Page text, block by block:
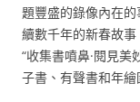
題豐盛的錄像內在
續數千年的新春故
“收集書噴鼻·閱見
子書、有聲書和年繪